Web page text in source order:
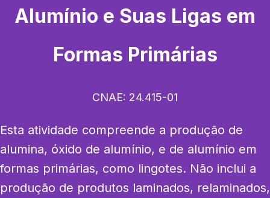
Alumínio e Suas Ligas em
Formas Primárias
CNAE: 24.415-01
Esta atividade compreende a produção de
alumina, óxido de alumínio, e de alumínio em
formas primárias, como lingotes. Não inclui a
produção de produtos laminados, relaminados,